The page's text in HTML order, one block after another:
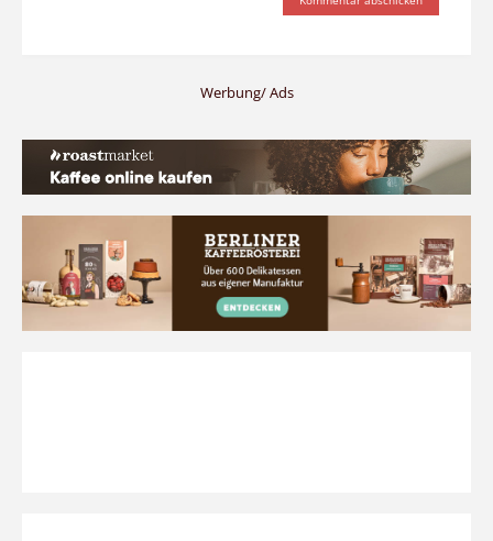
Werbung/ Ads